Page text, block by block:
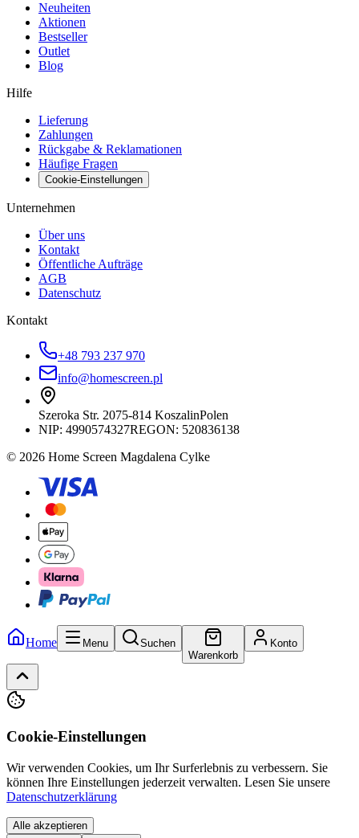
Neuheiten
Aktionen
Bestseller
Outlet
Blog
Hilfe
Lieferung
Zahlungen
Rückgabe & Reklamationen
Häufige Fragen
Cookie-Einstellungen
Unternehmen
Über uns
Kontakt
Öffentliche Aufträge
AGB
Datenschutz
Kontakt
+48 793 237 970
info@homescreen.pl
Szeroka Str. 2075-814 KoszalinPolen
NIP: 4990574327REGON: 520836138
© 2026 Home Screen Magdalena Cylke
Home Menu
Suchen
Warenkorb
Konto
Cookie-Einstellungen
Wir verwenden Cookies, um Ihr Surferlebnis zu verbessern. Sie
können Ihre Einstellungen jederzeit verwalten. Lesen Sie unsere
Datenschutzerklärung
Alle akzeptieren